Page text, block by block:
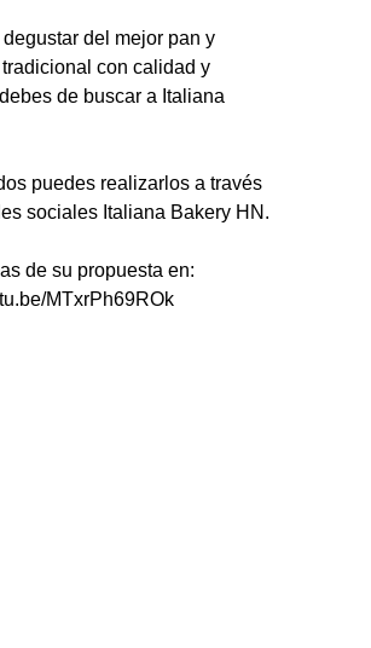
del mejor pan y
con calidad y
de buscar a Italiana
puedes realizarlos a través
sociales Italiana Bakery HN.
de su propuesta en:
MTxrPh69ROk